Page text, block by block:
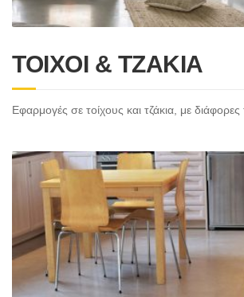
ΤΟΙΧΟΙ & ΤΖΑΚΙΑ
Εφαρμογές σε τοίχους και τζάκια, με διάφορες